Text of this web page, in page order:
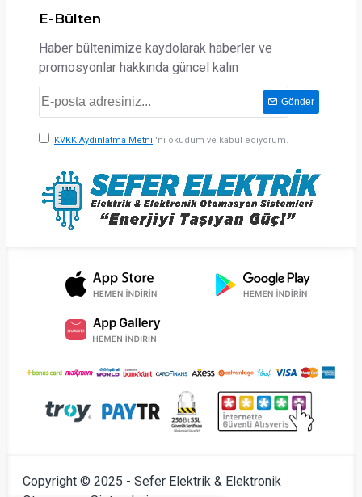
E-Bülten
Haber bültenimize kaydolarak haberler ve
promosyonlar hakkında güncel kalın
Gönder
KVKK Aydınlatma Metni 'ni okudum ve kabul ediyorum.
Copyright © 2025 - Sefer Elektrik & Elektronik